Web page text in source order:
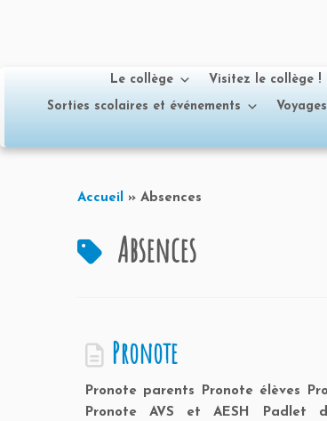
Le collège Visitez le collège !
Sorties scolaires et événements
Accueil » Absences
Absences
Pronote
Pronote parents Pronote élèves
Pronote AVS et AESH Padlet